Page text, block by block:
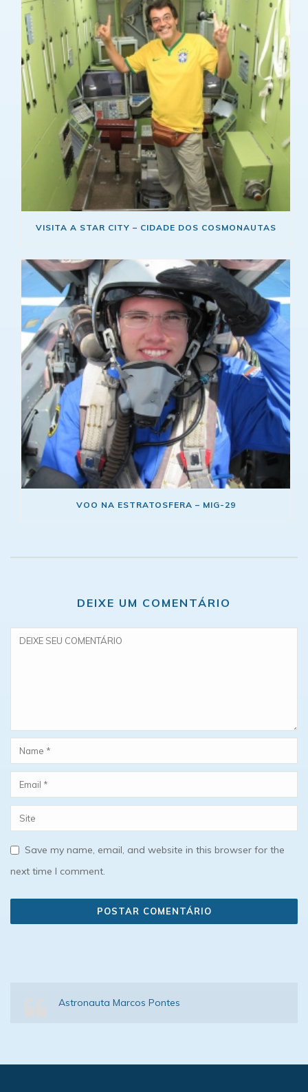
VISITA A STAR CITY – CIDADE DOS COSMONAUTAS
VOO NA ESTRATOSFERA – MIG-29
DEIXE UM COMENTÁRIO
Save my name, email, and website in this browser for the
next time I comment.
Astronauta Marcos Pontes